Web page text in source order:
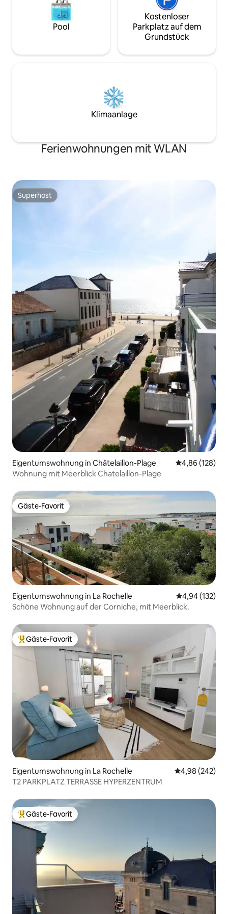
Pool
Kostenloser
Parkplatz auf dem
Grundstück
Klimaanlage
Ferienwohnungen mit WLAN
Superhost
Superhost
Eigentumswohnung in Châtelaillon-Plage
4,86 (128)
Wohnung mit Meerblick Chatelaillon-Plage
Gäste-Favorit
Gäste-Favorit
Eigentumswohnung in La Rochelle
4,94 (132)
Schöne Wohnung auf der Corniche, mit Meerblick.
Beliebter Gäste-Favorit.
Gäste-Favorit
Eigentumswohnung in La Rochelle
4,98 (242)
T2 PARKPLATZ TERRASSE HYPERZENTRUM
Beliebter Gäste-Favorit.
Gäste-Favorit